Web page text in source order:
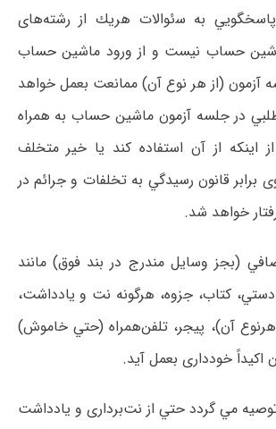
ﺑﻪ ﺳئواﻻت ﻫﺮﻳﻚ از رﺷﺘﻪﻫﺎی
ﺣﺴﺎب نیست و از ورود ﻣﺎﺷﻴﻦ ﺣﺴﺎب
آزﻣﻮن (از ﻫﺮ ﻧﻮع آن) ﻣﻤﺎﻧﻌﺖ ﺑﻌﻤﻞ ﺧﻮاﻫﺪ
در ﺟﻠﺴﻪ آزﻣﻮن ﻣﺎﺷﻴﻦ ﺣﺴﺎب ﺑﻪ ﻫﻤﺮاه
اﻳﻨﻜﻪ از آن اﺳﺘﻔﺎده کند یا خیر ﻣﺘﺨﻠﻒ
ﺑﺮاﺑﺮ ﻗﺎﻧﻮن رﺳﻴﺪﮔﻲ ﺑﻪ ﺗﺨﻠﻔﺎت و ﺟﺮاﺋﻢ در
ﺧﻮاﻫﺪ ﺷﺪ.
(ﺑﺠﺰ وﺳﺎﻳﻞ ﻣﻨﺪرج در ﺑﻨﺪ ﻓﻮق) ﻣﺎﻧﻨﺪ
ﻛﺘﺎب، ﺟﺰوه، ﻫﺮﮔﻮﻧﻪ ﻧﺖ و ﻳﺎدداﺷﺖ،
آن)، ﭘﻴﺠﺮ، ﺗﻠﻔﻦﻫﻤﺮاه (ﺣﺘﻲ ﺧﺎﻣﻮش)
ﺧﻮدداری ﺑﻌﻤﻞ آﻳﺪ.
ﺗﻮﺻﻴﻪ ﻣﻲ ﮔﺮدد ﺣﺘﻲ از ﻧﺖﺑﺮداری و ﻳﺎدداﺷﺖ